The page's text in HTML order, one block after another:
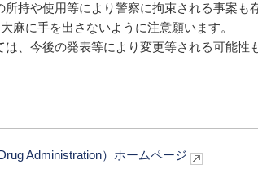
持や使用等により警察に拘束される事案
麻に手を出さないように注意願います。
、今後の発表等により変更等される可能
Administration）ホームページ